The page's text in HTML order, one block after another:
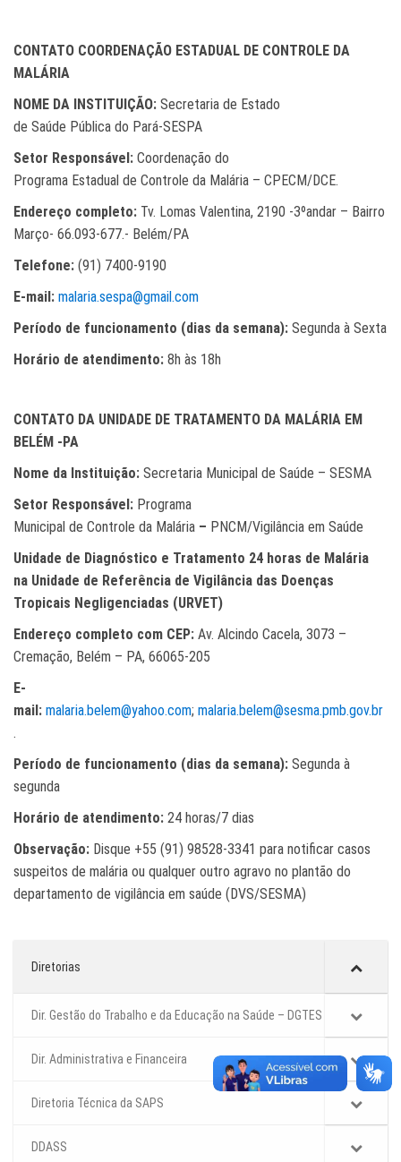
CONTATO COORDENAÇÃO ESTADUAL DE CONTROLE DA
MALÁRIA
NOME DA INSTITUIÇÃO: Secretaria de Estado
de Saúde Pública do Pará-SESPA
Setor Responsável: Coordenação do
Programa Estadual de Controle da Malária – CPECM/DCE.
Endereço completo: Tv. Lomas Valentina, 2190 -3ºandar – Bairro
Março- 66.093-677.- Belém/PA
Telefone: (91) 7400-9190
E-mail: malaria.sespa@gmail.com
Período de funcionamento (dias da semana): Segunda à Sexta
Horário de atendimento: 8h às 18h
CONTATO DA UNIDADE DE TRATAMENTO DA MALÁRIA EM
BELÉM -PA
Nome da Instituição: Secretaria Municipal de Saúde – SESMA
Setor Responsável: Programa
Municipal de Controle da Malária – PNCM/Vigilância em Saúde
Unidade de Diagnóstico e Tratamento 24 horas de Malária
na Unidade de Referência de Vigilância das Doenças
Tropicais Negligenciadas (URVET)
Endereço completo com CEP: Av. Alcindo Cacela, 3073 –
Cremação, Belém – PA, 66065-205
E-
mail: malaria.belem@yahoo.com; malaria.belem@sesma.pmb.gov.br
.
Período de funcionamento (dias da semana): Segunda à
segunda
Horário de atendimento: 24 horas/7 dias
Observação: Disque +55 (91) 98528-3341 para notificar casos
suspeitos de malária ou qualquer outro agravo no plantão do
departamento de vigilância em saúde (DVS/SESMA)
Diretorias
Dir. Gestão do Trabalho e da Educação na Saúde – DGTES
Dir. Administrativa e Financeira
Diretoria Técnica da SAPS
DDASS